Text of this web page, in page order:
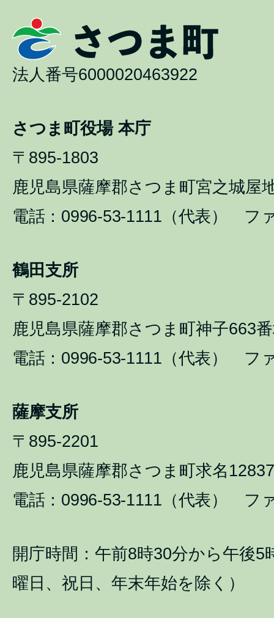
法人番号6000020463922
さつま町役場 本庁
〒895-1803
鹿児島県薩摩郡さつま町宮之城屋
電話：0996-53-1111（代表） フ
鶴田支所
〒895-2102
鹿児島県薩摩郡さつま町神子663
電話：0996-53-1111（代表） フ
薩摩支所
〒895-2201
鹿児島県薩摩郡さつま町求名
電話：0996-53-1111（代表） フ
開庁時間：午前8時30分から午後5
曜日、祝日、年末年始を除く）